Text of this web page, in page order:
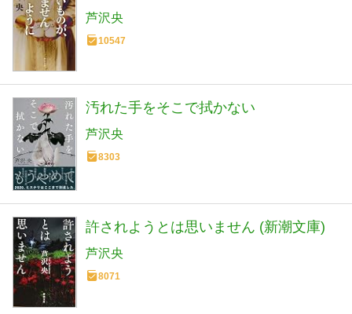
芦沢央
10547
汚れた手をそこで拭かない
芦沢央
8303
許されようとは思いません (新潮文庫)
芦沢央
8071